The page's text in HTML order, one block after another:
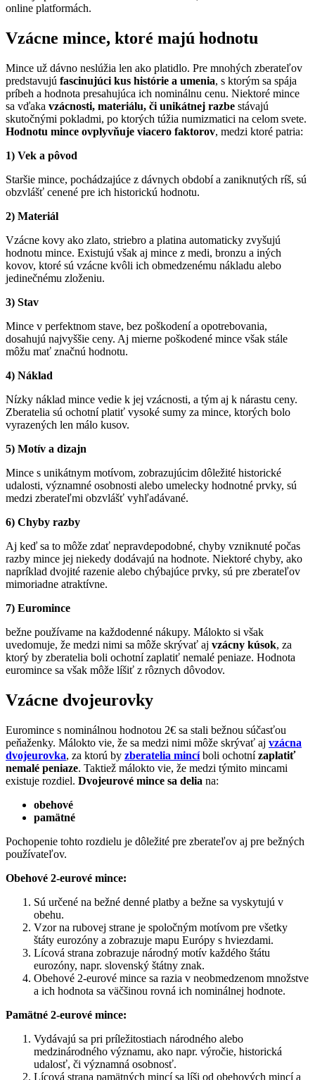
online platformách.
Vzácne mince, ktoré majú hodnotu
Mince už dávno neslúžia len ako platidlo. Pre mnohých zberateľov
predstavujú fascinujúci kus histórie a umenia, s ktorým sa spája
príbeh a hodnota presahujúca ich nominálnu cenu. Niektoré mince
sa vďaka vzácnosti, materiálu, či unikátnej razbe stávajú
skutočnými pokladmi, po ktorých túžia numizmatici na celom svete.
Hodnotu mince ovplyvňuje viacero faktorov, medzi ktoré patria:
1) Vek a pôvod
Staršie mince, pochádzajúce z dávnych období a zaniknutých ríš, sú
obzvlášť cenené pre ich historickú hodnotu.
2) Materiál
Vzácne kovy ako zlato, striebro a platina automaticky zvyšujú
hodnotu mince. Existujú však aj mince z medi, bronzu a iných
kovov, ktoré sú vzácne kvôli ich obmedzenému nákladu alebo
jedinečnému zloženiu.
3) Stav
Mince v perfektnom stave, bez poškodení a opotrebovania,
dosahujú najvyššie ceny. Aj mierne poškodené mince však stále
môžu mať značnú hodnotu.
4) Náklad
Nízky náklad mince vedie k jej vzácnosti, a tým aj k nárastu ceny.
Zberatelia sú ochotní platiť vysoké sumy za mince, ktorých bolo
vyrazených len málo kusov.
5) Motív a dizajn
Mince s unikátnym motívom, zobrazujúcim dôležité historické
udalosti, významné osobnosti alebo umelecky hodnotné prvky, sú
medzi zberateľmi obzvlášť vyhľadávané.
6) Chyby razby
Aj keď sa to môže zdať nepravdepodobné, chyby vzniknuté počas
razby mince jej niekedy dodávajú na hodnote. Niektoré chyby, ako
napríklad dvojité razenie alebo chýbajúce prvky, sú pre zberateľov
mimoriadne atraktívne.
7) Euromince
bežne používame na každodenné nákupy. Málokto si však
uvedomuje, že medzi nimi sa môže skrývať aj vzácny kúsok, za
ktorý by zberatelia boli ochotní zaplatiť nemalé peniaze. Hodnota
euromince sa však môže líšiť z rôznych dôvodov.
Vzácne dvojeurovky
Euromince s nominálnou hodnotou 2€ sa stali bežnou súčasťou
peňaženky. Málokto vie, že sa medzi nimi môže skrývať aj vzácna
dvojeurovka, za ktorú by zberatelia mincíboli ochotnízaplatiť
nemalé peniaze. Taktiež málokto vie, že medzi týmito mincami
existuje rozdiel. Dvojeurové mince sa delia na:
obehové
pamätné
Pochopenie tohto rozdielu je dôležité pre zberateľov aj pre bežných
používateľov.
Obehové 2-eurové mince:
Sú určené na bežné denné platby a bežne sa vyskytujú v
obehu.
Vzor na rubovej strane je spoločným motívom pre všetky
štáty eurozóny a zobrazuje mapu Európy s hviezdami.
Lícová strana zobrazuje národný motív každého štátu
eurozóny, napr. slovenský štátny znak.
Obehové 2-eurové mince sa razia v neobmedzenom množstve
a ich hodnota sa väčšinou rovná ich nominálnej hodnote.
Pamätné 2-eurové mince:
Vydávajú sa pri príležitostiach národného alebo
medzinárodného významu, ako napr. výročie, historická
udalosť, či významná osobnosť.
Lícová strana pamätných mincí sa líši od obehových mincí a